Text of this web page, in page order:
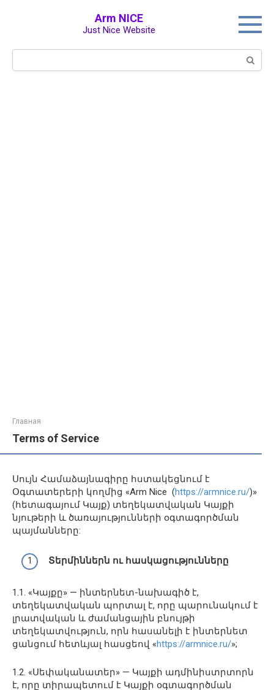
Arm NICE
Just Nice Website
Главная
Terms of Service
Սույն Համաձայնագիրը հստակեցնում է
Օգտատերերի կողմից «Arm Nice (https://armnice.ru/)»
(հետագայում Կայք) տեղեկատվական Կայքի
նյութերի և ծառայությունների օգտագործման
պայմանները:
Տերմիններն ու հասկացությունները
1.1. «Կայքը» — ինտերնետ-նախագիծ է,
տեղեկատվական պորտալ է, որը պարունակում է
լրատվական և ժամանցային բնույթի
տեղեկատվություն, որն հասանելի է ինտերնետ
ցանցում հետևյալ հասցեով «https://armnice.ru/»;
1.2. «Սեփականատեր» — Կայքի ադմինիստրտորն
է, որը տիրապետում է Կայքի օգտագործման